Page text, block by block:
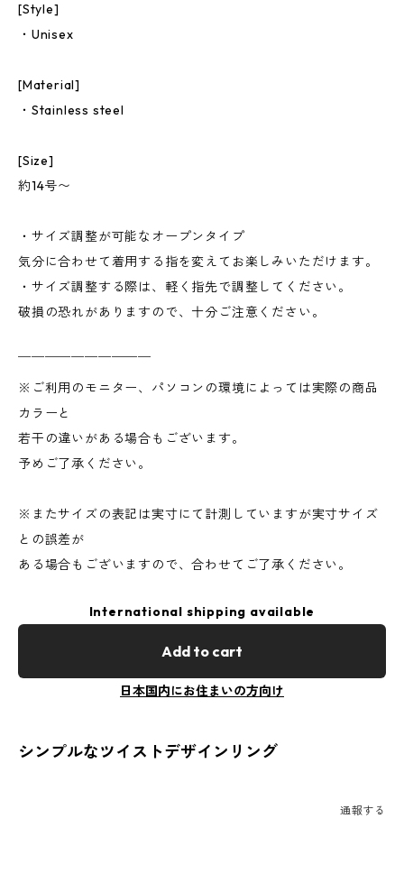
[Style]
・Unisex
[Material]
・Stainless steel
[Size]
約14号〜
・サイズ調整が可能なオープンタイプ
気分に合わせて着用する指を変えてお楽しみいただけます。
・サイズ調整する際は、軽く指先で調整してください。
破損の恐れがありますので、十分ご注意ください。
￣￣￣￣￣￣￣￣￣￣
※ご利用のモニター、パソコンの環境によっては実際の商品
カラーと
若干の違いがある場合もございます。
予めご了承ください。
※またサイズの表記は実寸にて計測していますが実寸サイズ
との誤差が
ある場合もございますので、合わせてご了承ください。
International shipping available
Add to cart
日本国内にお住まいの方向け
シンプルなツイストデザインリング
通報する